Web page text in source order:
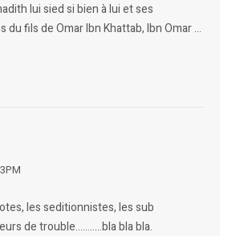
lui sied si bien à lui et ses
du fils de Omar Ibn Khattab, Ibn Omar …
les seditionnistes, les sub
de trouble………..bla bla bla.